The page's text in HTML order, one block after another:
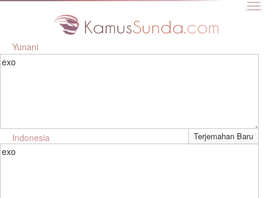
Yunani
exo
Indonesia
exo